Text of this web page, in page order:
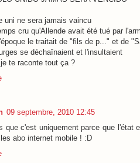
uni ne sera jamais vaincu
cru qu'Allende avait été tué par
le traitait de "fils de p..." et de
se déchaînaient et l'insultaient
te raconte tout ça ?
09 septembre, 2010 12:45
que c'est uniquement parce que l'état
abo internet mobile ! :D